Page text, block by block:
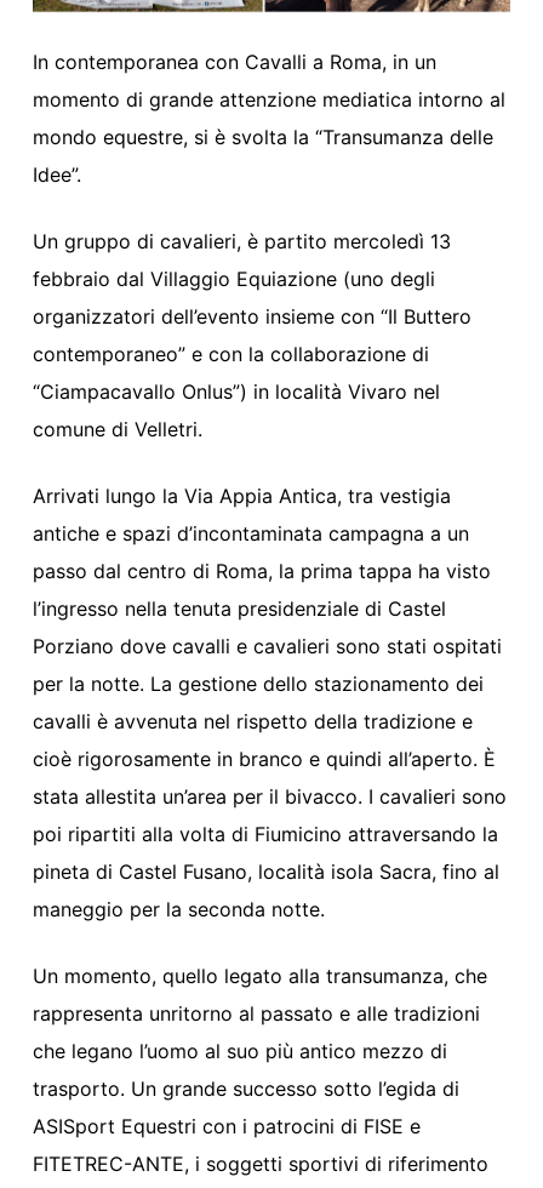
Incontemporanea con Cavalli a Roma, in un
momento di grande attenzione mediatica intorno al
mondo equestre,si è svolta la “Transumanza delle
Idee”.
Un gruppo di cavalieri, è partito mercoledì 13
febbraio dal Villaggio Equiazione (uno degli
organizzatori dell’evento insieme con “Il Buttero
contemporaneo” e con la collaborazione di
“Ciampacavallo Onlus”) in località Vivaro nel
comune di Velletri.
Arrivati lungo la Via Appia Antica, tra vestigia
antiche e spazi d’incontaminata campagna a un
passo dal centro di Roma, la prima tappa ha visto
l’ingresso nella tenuta presidenziale di Castel
Porziano dove cavalli e cavalieri sono stati ospitati
per la notte. La gestione dello stazionamento dei
cavalli è avvenuta nel rispetto della tradizione e
cioè rigorosamente in branco e quindi all’aperto. È
stata allestita un’area per il bivacco. I cavalieri sono
poi ripartiti alla volta di Fiumicino attraversando la
pineta di Castel Fusano, località isola Sacra,fino al
maneggio per la seconda notte.
Un momento, quello legato alla transumanza, che
rappresenta unritorno al passato e alle tradizioni
che legano l’uomo al suo più antico mezzo di
trasporto. Ungrande successo sotto l’egida di
ASISport Equestri con i patrocini di FISE e
FITETREC-ANTE, i soggetti sportivi di riferimento